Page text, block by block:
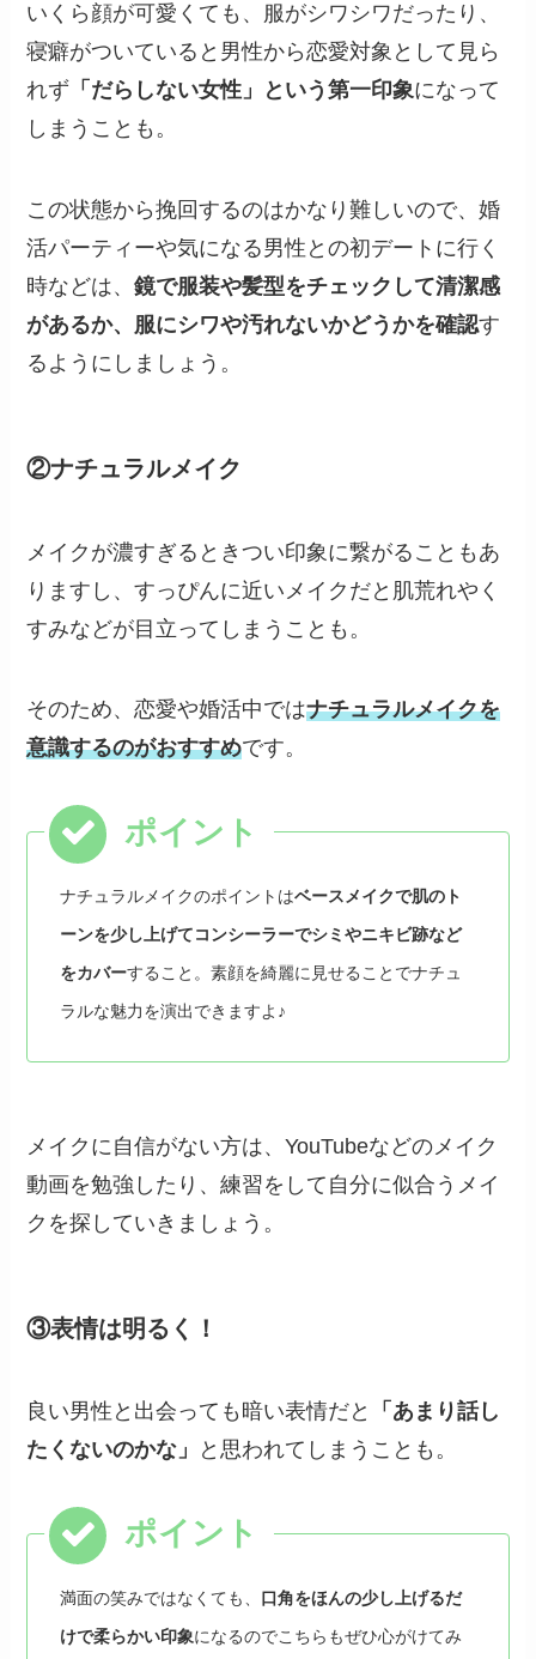
いくら顔が可愛くても、服がシワシワだったり、
寝癖がついていると男性から恋愛対象として見ら
れず 「だらしない女性」という第一印象になって
しまうことも。
この状態から挽回するのはかなり難しいので、婚
活パーティーや気になる男性との初デートに行く
時などは、鏡で服装や髪型をチェックして清潔感
があるか、服にシワや汚れないかどうかを確認す
るようにしましょう。
②ナチュラルメイク
メイクが濃すぎるときつい印象に繋がることもあ
りますし、すっぴんに近いメイクだと肌荒れやく
すみなどが目立ってしまうことも。
そのため、恋愛や婚活中ではナチュラルメイクを
意識するのがおすすめです。
ナチュラルメイクのポイントはベースメイクで肌のト
ーンを少し上げてコンシーラーでシミやニキビ跡など
をカバーすること。素顔を綺麗に見せることでナチュ
ラルな魅力を演出できますよ♪
メイクに自信がない方は、YouTubeなどのメイク
動画を勉強したり、練習をして自分に似合うメイ
クを探していきましょう。
③表情は明るく！
良い男性と出会っても暗い表情だと
「あまり話し
たくないのかな」
と思われてしまうことも。
満面の笑みではなくても、 口角をほんの少し上げるだ
けで柔らかい印象になるのでこちらもぜひ心がけてみ